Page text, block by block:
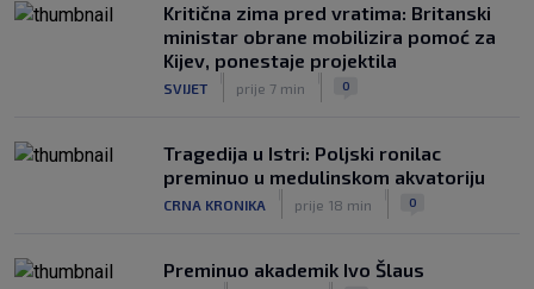
SK prije 5 h
Zekić sasuo kritike nakon remija: ‘O
problemima možemo pričati tri dana’
Kritična zima pred vratima: Britanski
ministar obrane mobilizira pomoć za
Kijev, ponestaje projektila
SVIJET prije 7 min 0
Tragedija u Istri: Poljski ronilac
preminuo u medulinskom akvatoriju
CRNA KRONIKA prije 18 min 0
Preminuo akademik Ivo Šlaus